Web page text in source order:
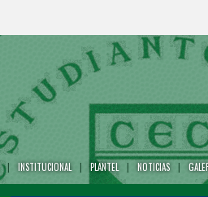
| INSTITUCIONAL | PLANTEL | NOTICIAS |